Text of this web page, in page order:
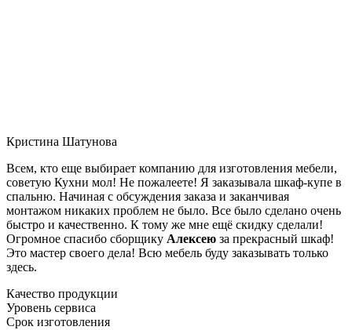
Кристина Шатунова
Всем, кто еще выбирает компанию для изготовления мебели,
советую Кухни мол! Не пожалеете! Я заказывала шкаф-купе в
спальню. Начиная с обсуждения заказа и заканчивая
монтажом никаких проблем не было. Все было сделано очень
быстро и качественно. К тому же мне ещё скидку сделали!
Огромное спасибо сборщику Алексею за прекрасный шкаф!
Это мастер своего дела! Всю мебель буду заказывать только
здесь.
Качество продукции
Уровень сервиса
Срок изготовления